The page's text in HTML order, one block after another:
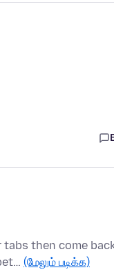
then come
(மேலும் படிக்க)